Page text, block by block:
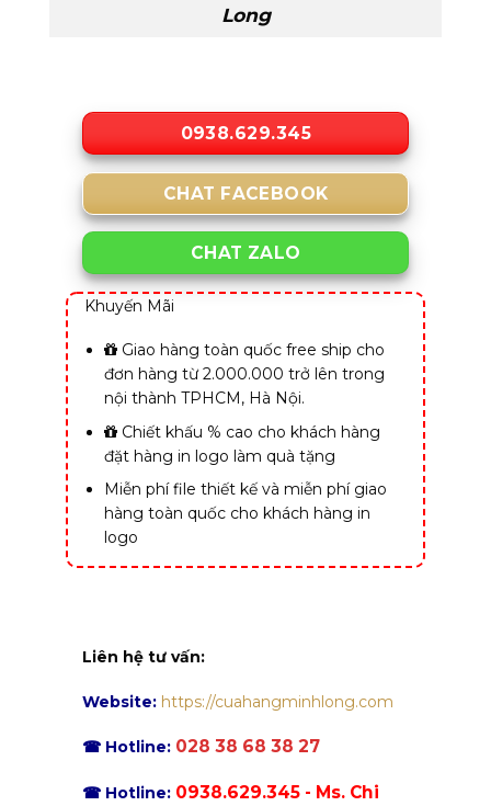
Long
0938.629.345
CHAT FACEBOOK
CHAT ZALO
Khuyến Mãi
Giao hàng toàn quốc free ship cho
đơn hàng từ 2.000.000 trở lên trong
nội thành TPHCM, Hà Nội.
Chiết khấu % cao cho khách hàng
đặt hàng in logo làm quà tặng
Miễn phí file thiết kế và miễn phí giao
hàng toàn quốc cho khách hàng in
logo
Liên hệ tư vấn:
Website: https://cuahangminhlong.com
☎ Hotline: 028 38 68 38 27
☎ Hotline: 0938.629.345 - Ms. Chi